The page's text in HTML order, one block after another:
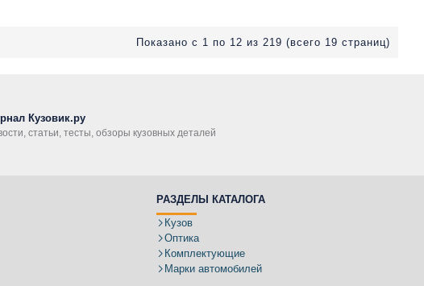
Показано с 1 по 12 из 219 (всего 19 страниц)
Кузовик.ру
статьи, тесты, обзоры кузовных деталей
РАЗДЕЛЫ КАТАЛОГА
Кузов
Оптика
Комплектующие
Марки автомобилей